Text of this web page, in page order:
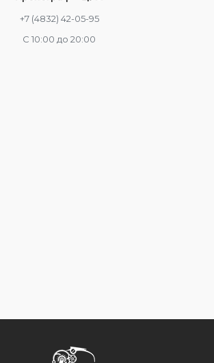
+7 (4832) 42-05-95
С 10:00 до 20:00